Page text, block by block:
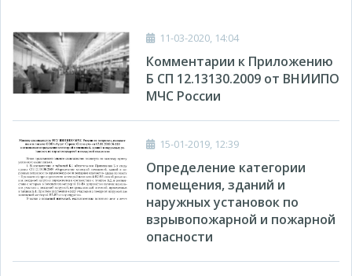
11-03-2020, 14:04
Комментарии к Приложению
Б СП 12.13130.2009 от ВНИИПО
МЧС России
15-01-2019, 12:39
Определение категории
помещения, зданий и
наружных установок по
взрывопожарной и пожарной
опасности